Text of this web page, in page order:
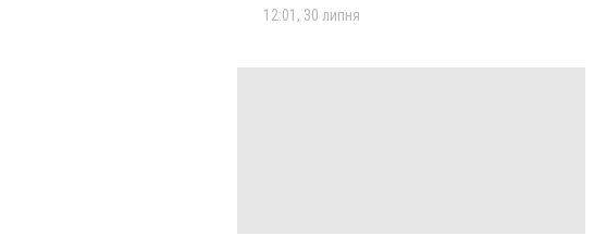
12:01, 30 липня